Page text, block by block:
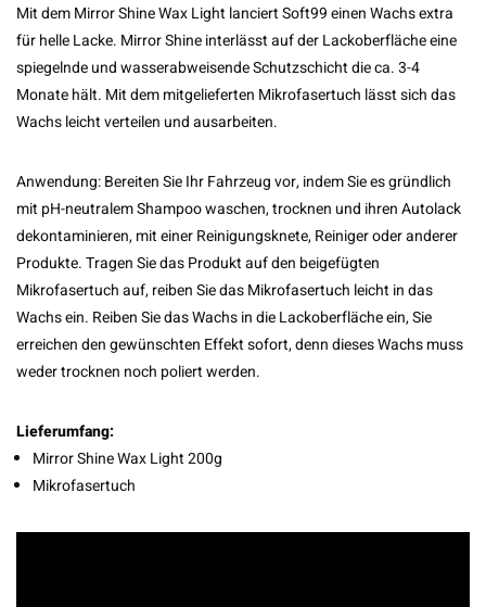
Mit dem Mirror Shine Wax Light lanciert Soft99 einen Wachs extra
für helle Lacke. Mirror Shine interlässt auf der Lackoberfläche eine
spiegelnde und wasserabweisende Schutzschicht die ca. 3-4
Monate hält. Mit dem mitgelieferten Mikrofasertuch lässt sich das
Wachs leicht verteilen und ausarbeiten.
Anwendung: Bereiten Sie Ihr Fahrzeug vor, indem Sie es gründlich
mit pH-neutralem Shampoo waschen, trocknen und ihren Autolack
dekontaminieren, mit einer Reinigungsknete, Reiniger oder anderer
Produkte. Tragen Sie das Produkt auf den beigefügten
Mikrofasertuch auf, reiben Sie das Mikrofasertuch leicht in das
Wachs ein. Reiben Sie das Wachs in die Lackoberfläche ein, Sie
erreichen den gewünschten Effekt sofort, denn dieses Wachs muss
weder trocknen noch poliert werden.
Lieferumfang:
Mirror Shine Wax Light 200g
Mikrofasertuch